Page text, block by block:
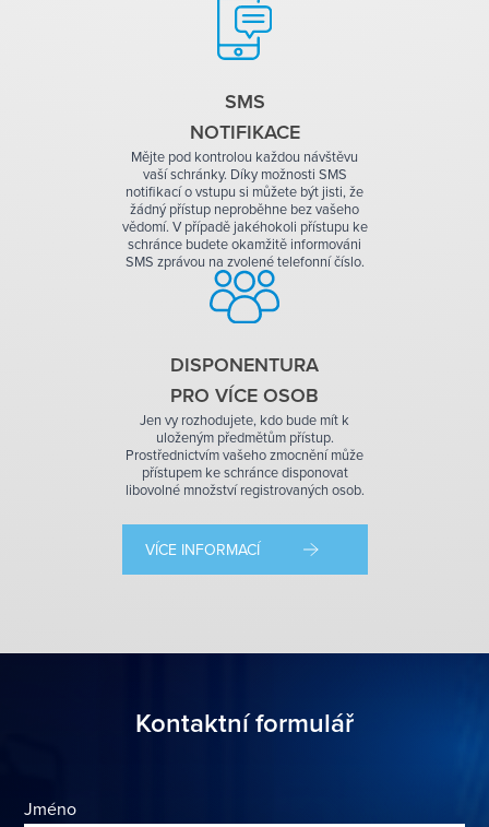
SMS
NOTIFIKACE
Mějte pod kontrolou každou návštěvu
vaší schránky. Díky možnosti SMS
notifikací o vstupu si můžete být jisti, že
žádný přístup neproběhne bez vašeho
vědomí. V případě jakéhokoli přístupu ke
schránce budete okamžitě informováni
SMS zprávou na zvolené telefonní číslo.
DISPONENTURA
PRO VÍCE OSOB
Jen vy rozhodujete, kdo bude mít k
uloženým předmětům přístup.
Prostřednictvím vašeho zmocnění může
přístupem ke schránce disponovat
libovolné množství registrovaných osob.
VÍCE INFORMACÍ
Kontaktní formulář
Jméno